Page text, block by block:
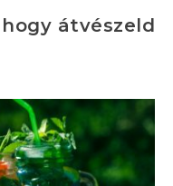
átvészeld